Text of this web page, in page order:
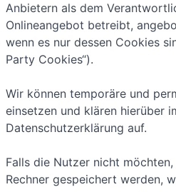
Anbietern als dem
Onlineangebot betreibt,
wenn es nur dessen Cookies
Party Cookies“).
Wir können temporäre und
einsetzen und klären hierüber
Datenschutzerklärung auf.
Falls die Nutzer nicht
Rechner gespeichert werden,